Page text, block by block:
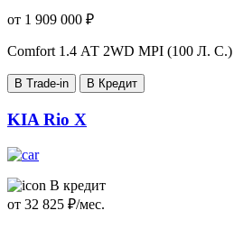
от 1 909 000 ₽
Comfort 1.4 АТ 2WD MPI (100 Л. C.)
В Trade-in В Кредит
KIA Rio X
В кредит
от 32 825 ₽/мес.